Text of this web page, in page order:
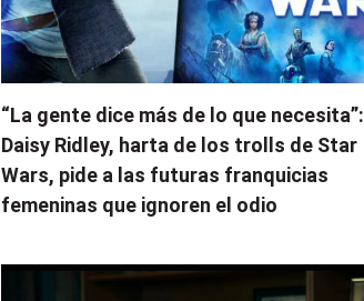
“La gente dice más de lo que necesita”:
Daisy Ridley, harta de los trolls de Star
Wars, pide a las futuras franquicias
femeninas que ignoren el odio